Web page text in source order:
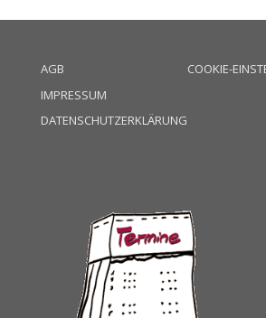
AGB
IMPRESSUM
DATENSCHUTZERKLÄRUNG
COOKIE-